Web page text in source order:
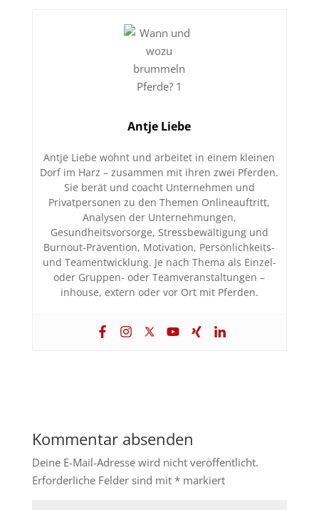
Antje Liebe
Antje Liebe wohnt und arbeitet in einem kleinen
Dorf im Harz – zusammen mit ihren zwei Pferden.
Sie berät und coacht Unternehmen und
Privatpersonen zu den Themen Onlineauftritt,
Analysen der Unternehmungen,
Gesundheitsvorsorge, Stressbewältigung und
Burnout-Prävention, Motivation, Persönlichkeits-
und Teamentwicklung. Je nach Thema als Einzel-
oder Gruppen- oder Teamveranstaltungen –
inhouse, extern oder vor Ort mit Pferden.
Kommentar absenden
Deine E-Mail-Adresse wird nicht veröffentlicht.
Erforderliche Felder sind mit *markiert